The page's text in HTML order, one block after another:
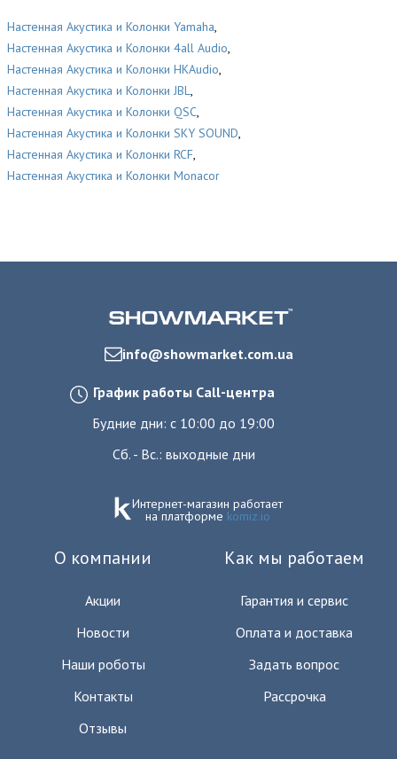
Настенная Акустика и Колонки Yamaha,
Настенная Акустика и Колонки 4all Audio,
Настенная Акустика и Колонки HKAudio,
Настенная Акустика и Колонки JBL,
Настенная Акустика и Колонки QSC,
Настенная Акустика и Колонки SKY SOUND,
Настенная Акустика и Колонки RCF,
Настенная Акустика и Колонки Monacor
info@showmarket.com.ua
График работы Call-центра
Будние дни: с 10:00 до 19:00
Сб. - Вс.: выходные дни
Интернет-магазин работает
на платформе komiz.io
О компании
Акции
Новости
Наши роботы
Контакты
Отзывы
Как мы работаем
Гарантия и сервис
Оплата и доставка
Задать вопрос
Рассрочка